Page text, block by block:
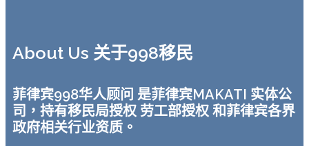
About Us 关于998移民
菲律宾998华人顾问 是菲律宾MAKATI 实体公
司，持有移民局授权 劳工部授权 和菲律宾各界
政府相关行业资质。